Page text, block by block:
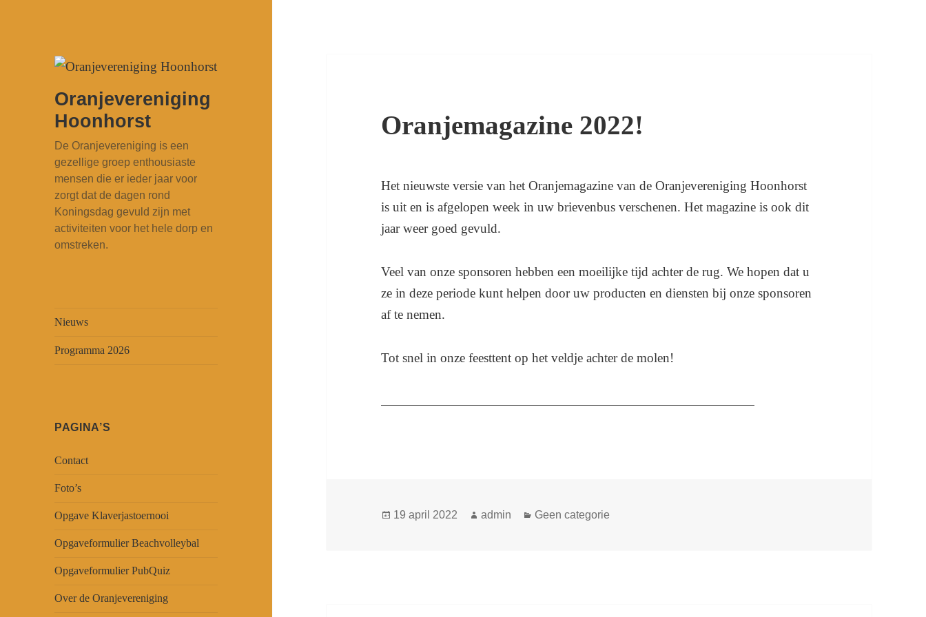
Oranjevereniging
Hoonhorst
De Oranjevereniging is een
gezellige groep enthousiaste
mensen die er ieder jaar voor
zorgt dat de dagen rond
Koningsdag gevuld zijn met
activiteiten voor het hele dorp en
omstreken.
Nieuws
Programma 2026
PAGINA’S
Contact
Foto’s
Opgave Klaverjastoernooi
Opgaveformulier Beachvolleybal
Opgaveformulier PubQuiz
Over de Oranjevereniging
Oranjemagazine 2022!
Het nieuwste versie van het Oranjemagazine van de Oranjevereniging Hoonhorst
is uit en is afgelopen week in uw brievenbus verschenen. Het magazine is ook dit
jaar weer goed gevuld.
Veel van onze sponsoren hebben een moeilijke tijd achter de rug. We hopen dat u
ze in deze periode kunt helpen door uw producten en diensten bij onze sponsoren
af te nemen.
Tot snel in onze feesttent op het veldje achter de molen!
Geplaatst
19 april 2022 Auteur
admin Categorieën
Geen categorie